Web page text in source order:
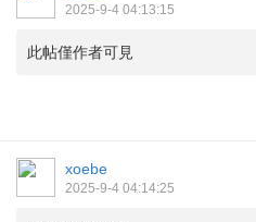
2025-9-4 04:13:15
此帖僅作者可見
xoebe
2025-9-4 04:14:25